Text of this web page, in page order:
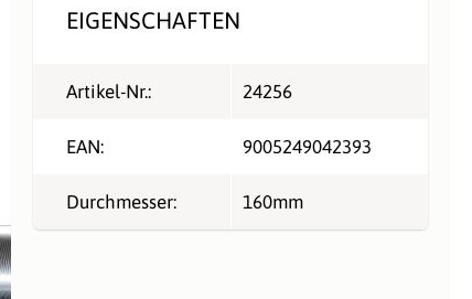
EIGENSCHAFTEN
Artikel-Nr.: 24256
EAN: 9005249042393
Durchmesser: 160mm